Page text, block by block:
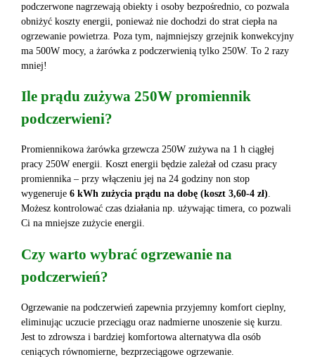
podczerwone nagrzewają obiekty i osoby bezpośrednio, co pozwala
obniżyć koszty energii, ponieważ nie dochodzi do strat ciepła na
ogrzewanie powietrza. Poza tym, najmniejszy grzejnik konwekcyjny
ma 500W mocy, a żarówka z podczerwienią tylko 250W. To 2 razy
mniej!
Ile prądu zużywa 250W promiennik
podczerwieni?
Promiennikowa żarówka grzewcza 250W zużywa na 1 h ciągłej
pracy 250W energii. Koszt energii będzie zależał od czasu pracy
promiennika – przy włączeniu jej na 24 godziny non stop
wygeneruje 6 kWh zużycia prądu na dobę (koszt 3,60-4 zł).
Możesz kontrolować czas działania np. używając timera, co pozwali
Ci na mniejsze zużycie energii.
Czy warto wybrać ogrzewanie na
podczerwień?
Ogrzewanie na podczerwień zapewnia przyjemny komfort cieplny,
eliminując uczucie przeciągu oraz nadmierne unoszenie się kurzu.
Jest to zdrowsza i bardziej komfortowa alternatywa dla osób
ceniących równomierne, bezprzeciągowe ogrzewanie.